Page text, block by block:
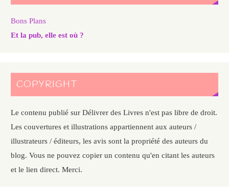
Bons Plans
Et la pub, elle est où ?
COPYRIGHT
Le contenu publié sur Délivrer des Livres n'est pas libre de droit.
Les couvertures et illustrations appartiennent aux auteurs /
illustrateurs / éditeurs, les avis sont la propriété des auteurs du
blog. Vous ne pouvez copier un contenu qu'en citant les auteurs
et le lien direct. Merci.